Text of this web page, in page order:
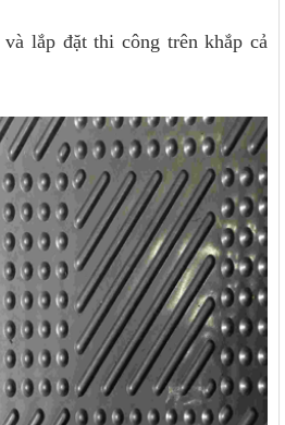
lắp đặt thi công trên khắp cả